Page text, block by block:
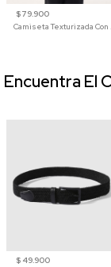
$ 79.900
$ 49.900
Encuentra El